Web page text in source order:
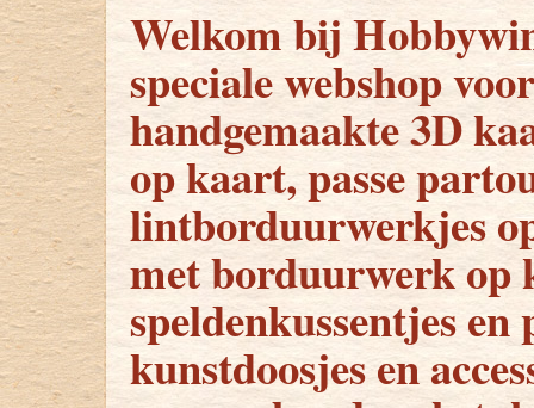
Welkom bij
speciale webshop
handgemaakte 3D
op kaart, passe
lintborduurwerkjes
met borduurwerk op
speldenkussentjes
kunstdoosjes en